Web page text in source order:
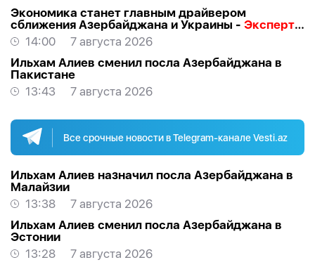
Экономика станет главным драйвером
сближения Азербайджана и Украины - Эксперт о
визите Байрамова в Киев
14:00
7 августа 2026
Ильхам Алиев сменил посла Азербайджана в
Пакистане
13:43
7 августа 2026
Все срочные новости в Telegram-канале Vesti.az
Ильхам Алиев назначил посла Азербайджана в
Малайзии
13:38
7 августа 2026
Ильхам Алиев сменил посла Азербайджана в
Эстонии
13:28
7 августа 2026